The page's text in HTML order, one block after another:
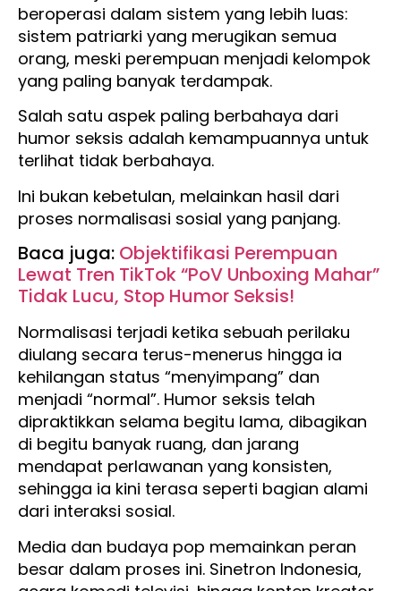
beroperasi dalam sistem yang lebih luas:
sistem patriarki yang merugikan semua
orang, meski perempuan menjadi kelompok
yang paling banyak terdampak.
Salah satu aspek paling berbahaya dari
humor seksis adalah kemampuannya untuk
terlihat tidak berbahaya.
Ini bukan kebetulan, melainkan hasil dari
proses normalisasi sosial yang panjang.
Baca juga: Objektifikasi Perempuan
Lewat Tren TikTok “PoV Unboxing Mahar”
Tidak Lucu, Stop Humor Seksis!
Normalisasi terjadi ketika sebuah perilaku
diulang secara terus-menerus hingga ia
kehilangan status “menyimpang” dan
menjadi “normal”. Humor seksis telah
dipraktikkan selama begitu lama, dibagikan
di begitu banyak ruang, dan jarang
mendapat perlawanan yang konsisten,
sehingga ia kini terasa seperti bagian alami
dari interaksi sosial.
Media dan budaya pop memainkan peran
besar dalam proses ini. Sinetron Indonesia,